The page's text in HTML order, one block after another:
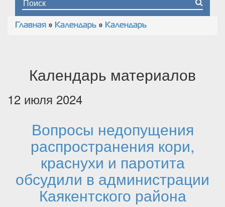
Форма поиска
Вы здесь
Главная » Календарь » Календарь
Календарь материалов
12 июля 2024
Вопросы недопущения
распространения кори,
краснухи и паротита
обсудили в администрации
Каякентского района